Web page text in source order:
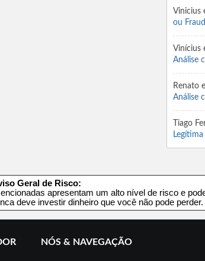
Vinicius
ou
Vinícius
Análise
Renato
Análise
Tiago
Geral de Risco:
apresentam um alto nível de risco e
deve investir dinheiro que você não pode perder.
NÓS & NAVEGAÇÃO